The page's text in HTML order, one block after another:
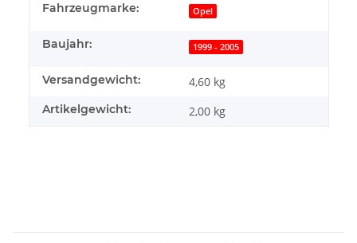
Fahrzeugmarke: Opel
Baujahr: 1999 - 2005
Versandgewicht: 4,60 kg
Artikelgewicht: 2,00 kg